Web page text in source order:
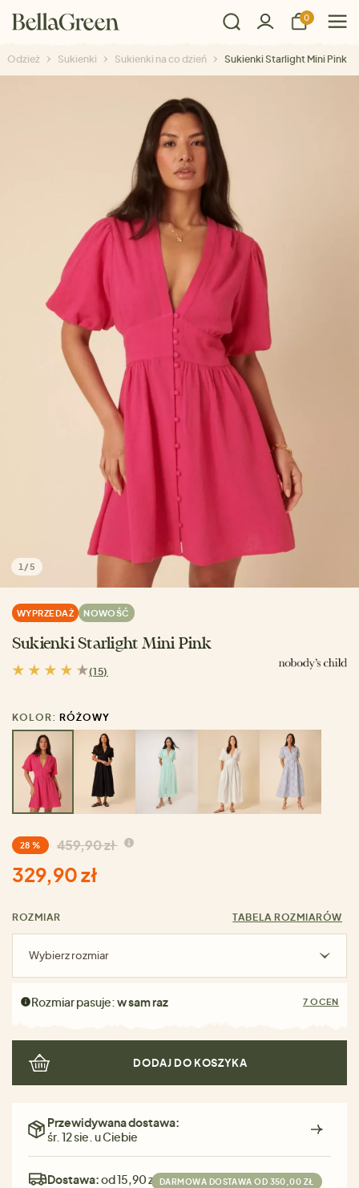
0
Odzież Sukienki Sukienki na co dzień Sukienki Starlight Mini Pink
1 /5
WYPRZEDAŻ NOWOŚĆ
Sukienki Starlight Mini Pink
(15)
KOLOR: RÓŻOWY
28 % 459,90 zł
329,90 zł
ROZMIAR TABELA ROZMIARÓW
Wybierz rozmiar
Rozmiar pasuje:w sam raz 7 OCEN
DODAJ DO KOSZYKA
Przewidywana dostawa:
śr. 12 sie. u Ciebie
Dostawa:od 15,90 zł DARMOWA DOSTAWA OD 350,00 ZŁ